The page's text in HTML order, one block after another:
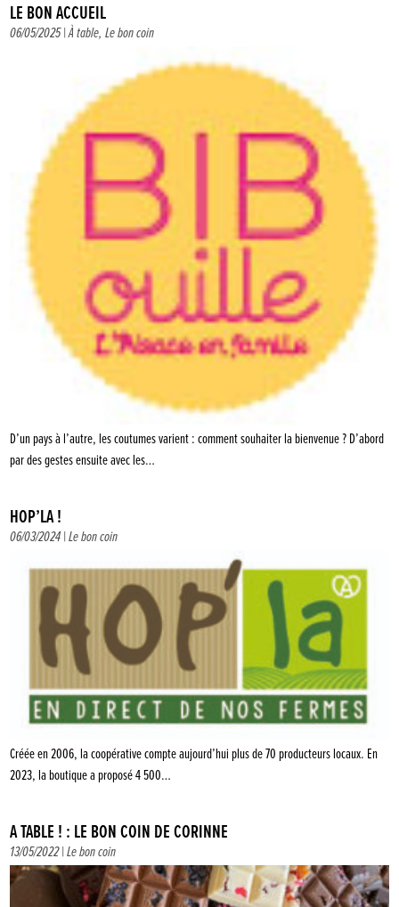
LE BON ACCUEIL
06/05/2025 |À table,Le bon coin
D’un pays à l’autre, les coutumes varient : comment souhaiter la bienvenue ? D’abord
par des gestes ensuite avec les…
HOP’LA !
06/03/2024 |Le bon coin
Créée en 2006, la coopérative compte aujourd’hui plus de 70 producteurs locaux. En
2023, la boutique a proposé 4 500…
À TABLE ! : LE BON COIN DE CORINNE
13/05/2022 |Le bon coin